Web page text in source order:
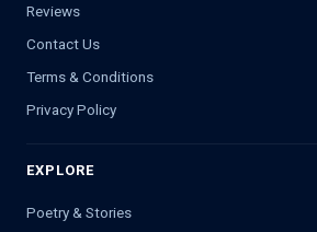
Reviews
Contact Us
Terms & Conditions
Privacy Policy
EXPLORE
Poetry & Stories